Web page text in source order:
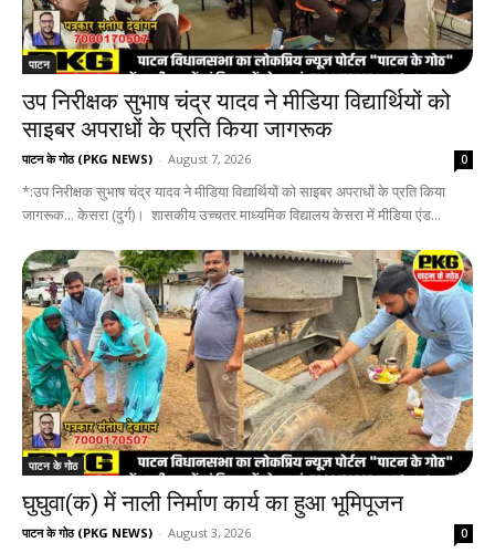
पाटन
उप निरीक्षक सुभाष चंद्र यादव ने मीडिया विद्यार्थियों को
साइबर अपराधों के प्रति किया जागरूक
पाटन के गोठ (PKG NEWS) - August 7, 2026 0
*:उप निरीक्षक सुभाष चंद्र यादव ने मीडिया विद्यार्थियों को साइबर अपराधों के प्रति किया
जागरूक... केसरा (दुर्ग)। शासकीय उच्चतर माध्यमिक विद्यालय केसरा में मीडिया एंड...
पाटन के गोठ
घुघुवा(क) में नाली निर्माण कार्य का हुआ भूमिपूजन
पाटन के गोठ (PKG NEWS) - August 3, 2026 0